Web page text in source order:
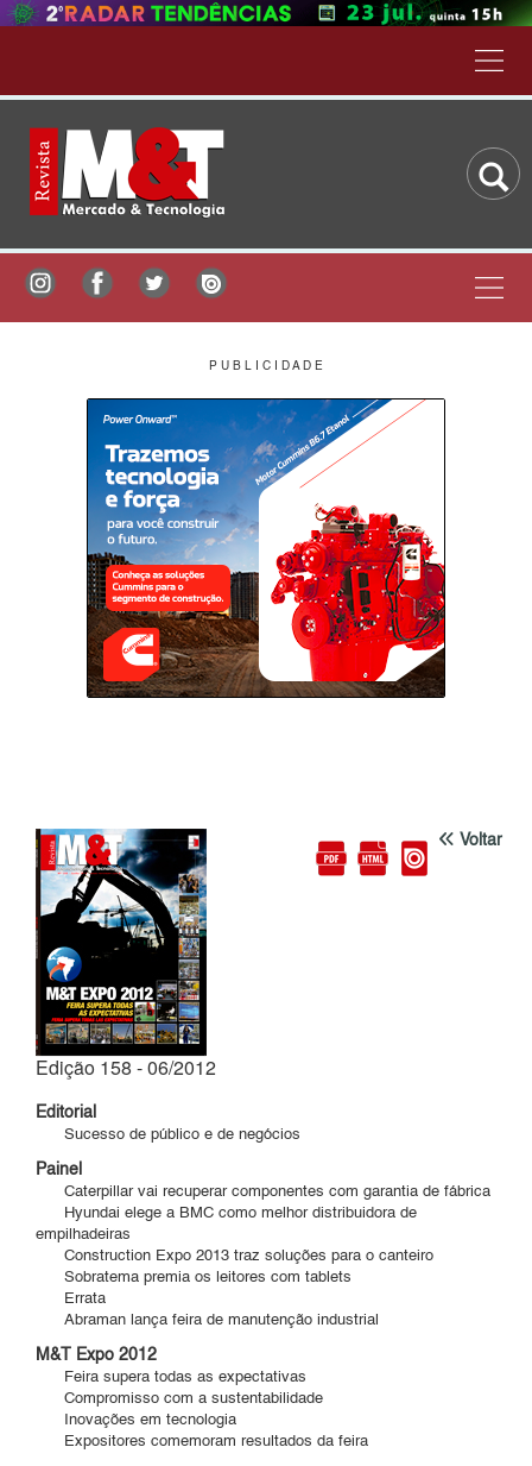
P U B L I C I D A D E
Voltar
Edição 158 - 06/2012
Editorial
Sucesso de público e de negócios
Painel
Caterpillar vai recuperar componentes com garantia de fábrica
Hyundai elege a BMC como melhor distribuidora de
empilhadeiras
Construction Expo 2013 traz soluções para o canteiro
Sobratema premia os leitores com tablets
Errata
Abraman lança feira de manutenção industrial
M&T Expo 2012
Feira supera todas as expectativas
Compromisso com a sustentabilidade
Inovações em tecnologia
Expositores comemoram resultados da feira